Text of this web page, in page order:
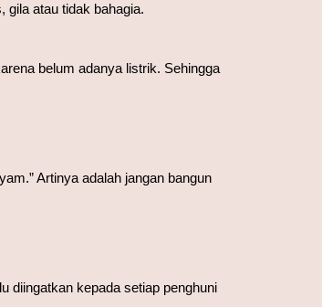
gila atau tidak bahagia.
belum adanya listrik. Sehingga
Artinya adalah jangan bangun
diingatkan kepada setiap penghuni